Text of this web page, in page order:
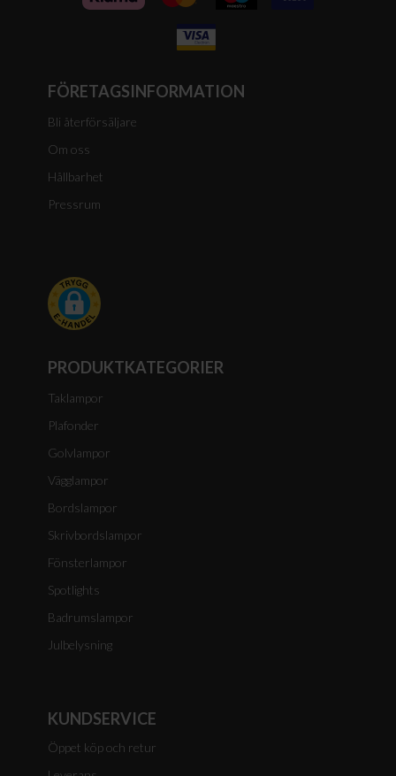
FÖRETAGSINFORMATION
Bli återförsäljare
Om oss
Hållbarhet
Pressrum
PRODUKTKATEGORIER
Taklampor
Plafonder
Golvlampor
Vägglampor
Bordslampor
Skrivbordslampor
Fönsterlampor
Spotlights
Badrumslampor
Julbelysning
KUNDSERVICE
Öppet köp och retur